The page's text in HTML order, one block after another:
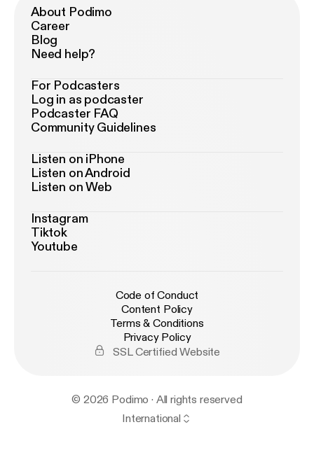
About Podimo
Career
Blog
Need help?
For Podcasters
Log in as podcaster
Podcaster FAQ
Community Guidelines
Listen on iPhone
Listen on Android
Listen on Web
Instagram
Tiktok
Youtube
Code of Conduct
Content Policy
Terms & Conditions
Privacy Policy
SSL Certified Website
© 2026 Podimo · All rights reserved
International